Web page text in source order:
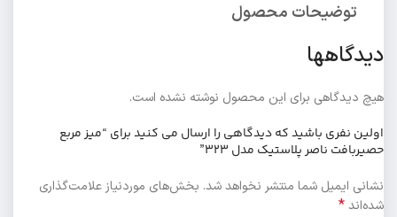
توضیحات محصول
دیدگاهها
هیچ دیدگاهی برای این محصول نوشته نشده است.
اولین نفری باشید که دیدگاهی را ارسال می کنید برای “میز مربع
حصیربافت ناصر پلاستیک مدل 323”
نشانی ایمیل شما منتشر نخواهد شد. بخش‌های موردنیاز علامت‌گذاری
شده‌اند*